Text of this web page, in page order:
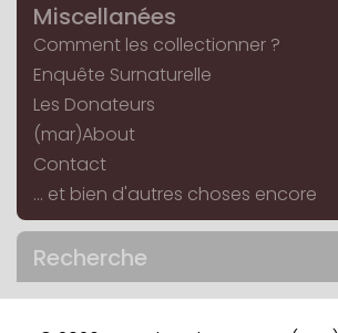
Miscellanées
Comment les collectionner ?
Enquête Surnaturelle
Les Donateurs
(mar)About
Contact
... et bien d'autres choses encore
Recherche